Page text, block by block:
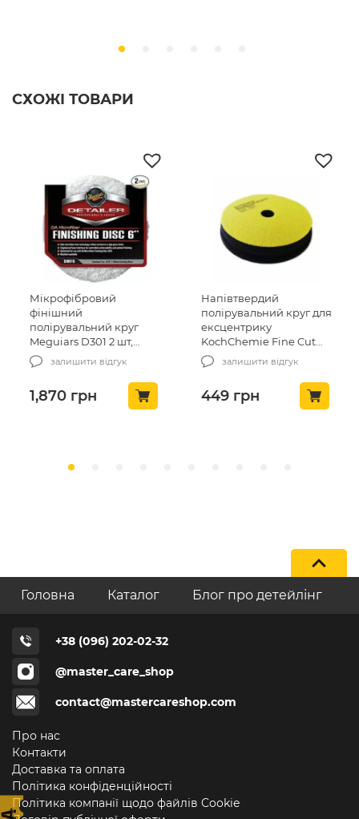
СХОЖІ ТОВАРИ
Мікрофібровий
фінішний
полірувальний круг
Meguiars D301 2 шт,
150мм (DMF6)
залишити відгук
1,870грн
Напівтвердий
полірувальний круг для
ексцентрику
KochChemie Fine Cut
Pad 76 x 23 mm (999580)
залишити відгук
449грн
Головна Каталог Блог про детейлінг
+38 (096) 202-02-32
@master_care_shop
contact@mastercareshop.com
Про нас
Контакти
Доставка та оплата
Політика конфіденційності
Політика компанії щодо файлів Cookie